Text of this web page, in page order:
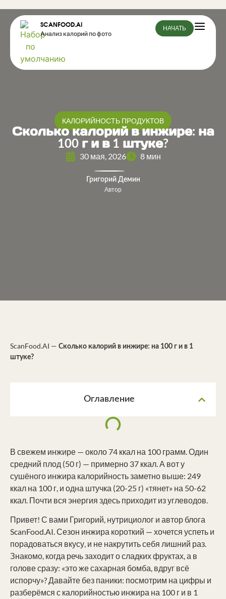
SCANFOOD.AI
Анализ калорий по фото
НАЧАТЬ
КАЛОРИЙНОСТЬ ПРОДУКТОВ
Сколько калорий в инжире: на
100 г и в 1 штуке?
30 мая, 2026 8 мин
Григорий Демин
Автор
ScanFood.AI — Сколько калорий в инжире: на 100 г и в 1
штуке?
Оглавление
В свежем инжире — около 74 ккал на 100 грамм. Один
средний плод (50 г) — примерно 37 ккал. А вот у
сушёного инжира калорийность заметно выше: 249
ккал на 100 г, и одна штучка (20-25 г) «тянет» на 50-62
ккал. Почти вся энергия здесь приходит из углеводов.
Привет! С вами Григорий, нутрициолог и автор блога
ScanFood.AI. Сезон инжира короткий — хочется успеть и
порадоваться вкусу, и не накрутить себя лишний раз.
Знакомо, когда речь заходит о сладких фруктах, а в
голове сразу: «это же сахарная бомба, вдруг всё
испорчу»? Давайте без паники: посмотрим на цифры и
разберёмся с калорийностью инжира на 100 г и в 1